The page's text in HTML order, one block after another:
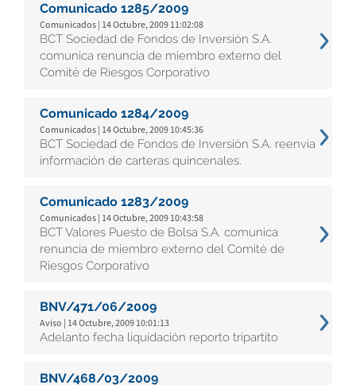
Comunicado 1285/2009
Comunicados | 14 Octubre, 2009 11:02:08
BCT Sociedad de Fondos de Inversión S.A.
comunica renuncia de miembro externo del
Comité de Riesgos Corporativo
Comunicado 1284/2009
Comunicados | 14 Octubre, 2009 10:45:36
BCT Sociedad de Fondos de Inversión S.A. reenvía
información de carteras quincenales.
Comunicado 1283/2009
Comunicados | 14 Octubre, 2009 10:43:58
BCT Valores Puesto de Bolsa S.A. comunica
renuncia de miembro externo del Comité de
Riesgos Corporativo
BNV/471/06/2009
Aviso | 14 Octubre, 2009 10:01:13
Adelanto fecha liquidación reporto tripartito
BNV/468/03/2009